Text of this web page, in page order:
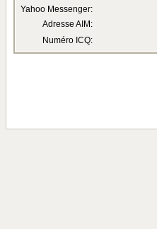
Yahoo Messenger:
Adresse AIM:
Numéro ICQ: